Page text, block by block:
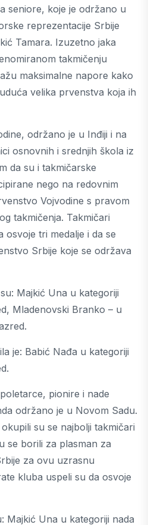
seniore, koje je održano u
reprezentacije Srbije
Tamara. Izuzetno jaka
takmičenju
maksimalne napore kako
velika prvenstva koja ih
održano je u Inđiji i na
osnovnih i srednjih škola iz
da su i takmičarske
nego na redovnim
Vojvodine s pravom
takmičenja. Takmičari
osvoje tri medalje i da se
Srbije koje se održava
Majkić Una u kategoriji
Mladenovski Branko – u
je: Babić Nađa u kategoriji
pionire i nade
održano je u Novom Sadu.
su se najbolji takmičari
se borili za plasman za
za ovu uzrasnu
kluba uspeli su da osvoje
Majkić Una u kategoriji nada